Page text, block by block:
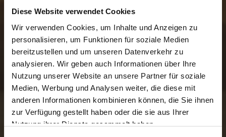
Diese Website verwendet Cookies
Wir verwenden Cookies, um Inhalte und Anzeigen zu
personalisieren, um Funktionen für soziale Medien
bereitzustellen und um unseren Datenverkehr zu
analysieren. Wir geben auch Informationen über Ihre
Nutzung unserer Website an unsere Partner für soziale
Medien, Werbung und Analysen weiter, die diese mit
anderen Informationen kombinieren können, die Sie ihnen
zur Verfügung gestellt haben oder die sie aus Ihrer
Nutzung ihrer Dienste gesammelt haben.